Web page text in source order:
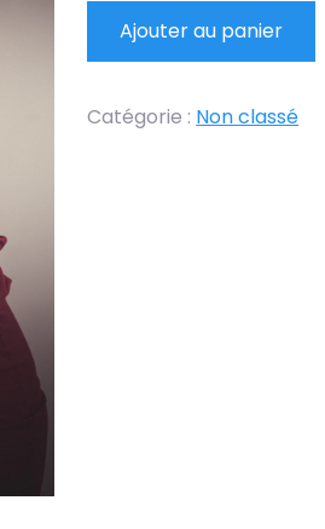
quantité
cinéma
Ajouter au panier
Catégorie : Non classé